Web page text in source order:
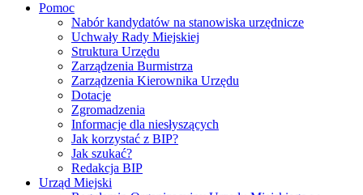
Pomoc
Nabór kandydatów na stanowiska urzędnicze
Uchwały Rady Miejskiej
Struktura Urzędu
Zarządzenia Burmistrza
Zarządzenia Kierownika Urzędu
Dotacje
Zgromadzenia
Informacje dla niesłyszących
Jak korzystać z BIP?
Jak szukać?
Redakcja BIP
Urząd Miejski